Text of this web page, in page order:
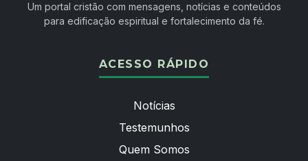
Um portal cristão com mensagens, notícias e conteúdos
para edificação espiritual e fortalecimento da fé.
ACESSO RÁPIDO
Notícias
Testemunhos
Quem Somos